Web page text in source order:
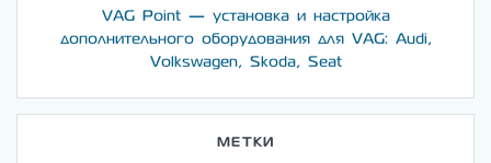
VAG Point — установка и настройка
дополнительного оборудования для VAG: Audi,
Volkswagen, Skoda, Seat
МЕТКИ